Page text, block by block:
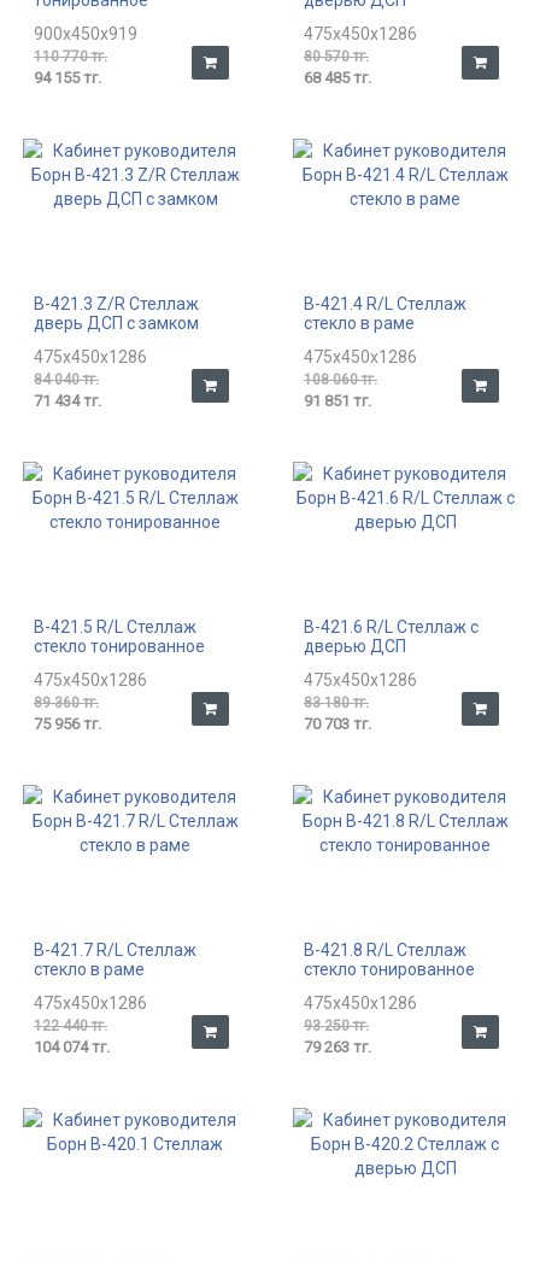
900x450x919
110 770 тг.
94 155 тг.
475x450x1286
80 570 тг.
68 485 тг.
В-421.3 Z/R Стеллаж
дверь ДСП с замком
475x450x1286
84 040 тг.
71 434 тг.
В-421.4 R/L Стеллаж
стекло в раме
475x450x1286
108 060 тг.
91 851 тг.
В-421.5 R/L Стеллаж
стекло тонированное
475x450x1286
89 360 тг.
75 956 тг.
В-421.6 R/L Стеллаж с
дверью ДСП
475x450x1286
83 180 тг.
70 703 тг.
В-421.7 R/L Стеллаж
стекло в раме
475x450x1286
122 440 тг.
104 074 тг.
В-421.8 R/L Стеллаж
стекло тонированное
475x450x1286
93 250 тг.
79 263 тг.